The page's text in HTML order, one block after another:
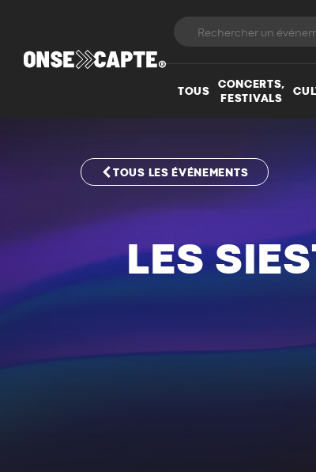
TOUS
CONCERTS,
FESTIVALS
TOUS LES ÉVÉNEMENTS
LES